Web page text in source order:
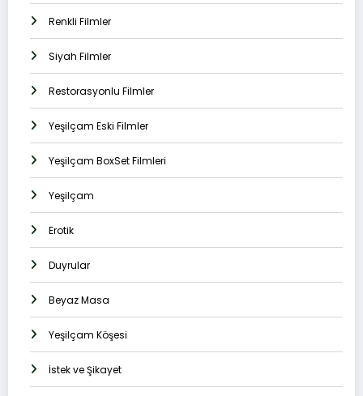
Renkli Filmler
Siyah Filmler
Restorasyonlu Filmler
Yeşilçam Eski Filmler
Yeşilçam BoxSet Filmleri
Yeşilçam
Erotik
Duyrular
Beyaz Masa
Yeşilçam Köşesi
İstek ve Şikayet